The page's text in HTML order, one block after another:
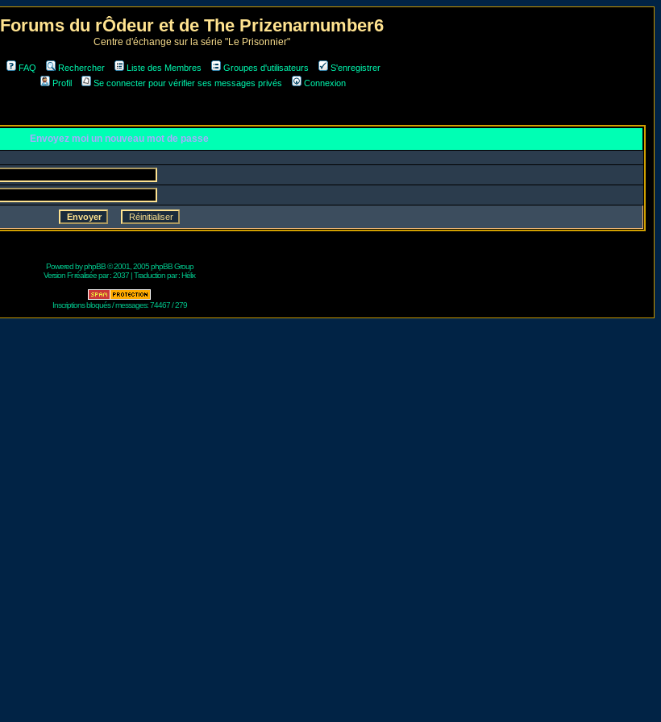
Forums du rÔdeur et de The Prizenarnumber6
Centre d'échange sur la série "Le Prisonnier"
FAQ Rechercher Liste des Membres Groupes d'utilisateurs
S'enregistrer
Profil
Se connecter pour vérifier ses messages privés Connexion
Envoyez moi un nouveau mot de passe
Powered byphpBB© 2001, 2005 phpBB Group
Version Fr réalisée par :2037 | Traduction par :Hélix
Inscriptions bloqués / messages: 74467 / 279